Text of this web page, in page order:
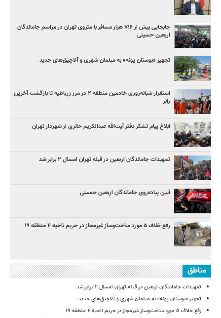
جابجایی بیش از ۷۱۶ هزار مسافر با متروی تهران در مراسم جاماندگان
اربعین حسینی
تجهیز «بوستان پونه» به مبلمان شهری و آلاچیق‌های جدید
استقرار شبانه‌روزی خادمین منطقه ۲ در مرز زرباطیه تا بازگشت آخرین
زائر
ابلاغ پیام تشکر دفتر آیت‌الله عبدالکریم حائری از شهردار تهران
تمهیدات جاماندگان اربعین در قبله تهران امسال ۲ برابر شد
آیین پیاده‌روی جاماندگان اربعین حسینی
رفع خلاف ۵ مورد ساخت‌وساز غیرمجاز در حریم ناحیه ۴ منطقه ۱۹
مناطق
تمهیدات جاماندگان اربعین در قبله تهران امسال ۲ برابر شد
تجهیز «بوستان پونه» به مبلمان شهری و آلاچیق‌های جدید
رفع خلاف ۵ مورد ساخت‌وساز غیرمجاز در حریم ناحیه ۴ منطقه ۱۹